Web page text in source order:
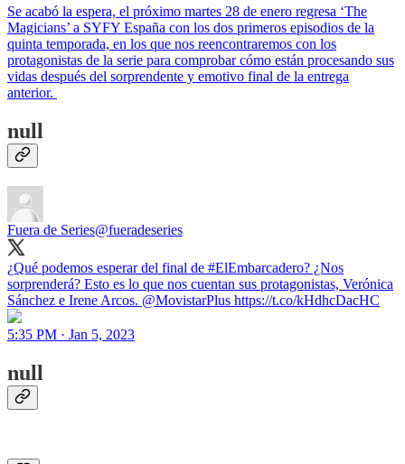
Se acabó la espera, el próximo martes 28 de enero regresa ‘The
Magicians’ a SYFY España con los dos primeros episodios de la
quinta temporada, en los que nos reencontraremos con los
protagonistas de la serie para comprobar cómo están procesando sus
vidas después del sorprendente y emotivo final de la entrega
anterior.
null
Fuera de Series@fueradeseries
¿Qué podemos esperar del final de #ElEmbarcadero? ¿Nos
sorprenderá? Esto es lo que nos cuentan sus protagonistas, Verónica
Sánchez e Irene Arcos. @MovistarPlus https://t.co/kHdhcDacHC
5:35 PM · Jan 5, 2023
null